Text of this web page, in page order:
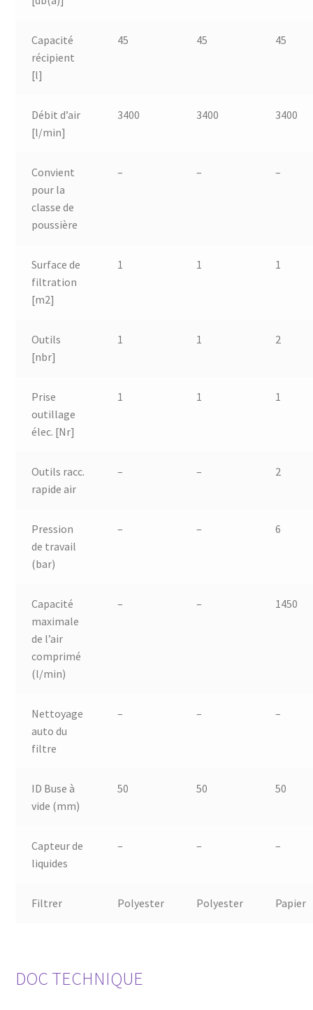
Capacité
récipient
[l]
45 45 45
Débit d’air
[l/min]
3400 3400 3400
Convient
pour la
classe de
poussière
– – –
Surface de
filtration
[m2]
1 1 1
Outils
[nbr]
1 1 2
Prise
outillage
élec. [Nr]
1 1 1
Outils racc.
rapide air
– – 2
Pression
de travail
(bar)
– – 6
Capacité
maximale
de l’air
comprimé
(l/min)
– – 1450
Nettoyage
auto du
filtre
– – –
ID Buse à
vide (mm)
50 50 50
Capteur de
liquides
– – –
Filtrer Polyester Polyester Papier
DOC TECHNIQUE